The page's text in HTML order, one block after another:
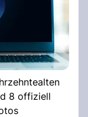
8 offiziell